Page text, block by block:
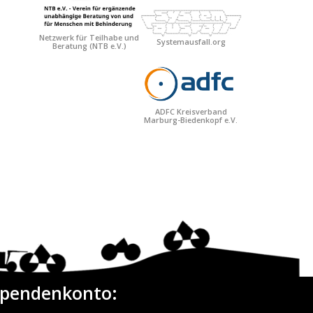
Netzwerk für Teilhabe und
Beratung (NTB e.V.) Systemausfall.org
ADFC Kreisverband
Marburg-Biedenkopf e.V.